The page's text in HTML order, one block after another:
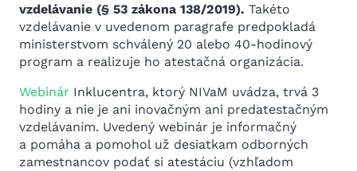
vzdelávanie (§ 53 zákona 138/2019). Takéto
vzdelávanie v uvedenom paragrafe predpokladá
ministerstvom schválený 20 alebo 40-hodinový
program a realizuje ho atestačná organizácia.
Webinár Inklucentra, ktorý NIVaM uvádza, trvá 3
hodiny a nie je ani inovačným ani predatestačným
vzdelávaním. Uvedený webinár je informačný
a pomáha a pomohol už desiatkam odborných
zamestnancov podať si atestáciu (vzhľadom